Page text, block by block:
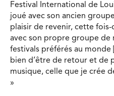
Festival International de
joué avec son ancien
plaisir de revenir, cette fois-
avec son propre groupe de
festivals préférés au
bien d’être de retour et de
musique, celle que je crée
»